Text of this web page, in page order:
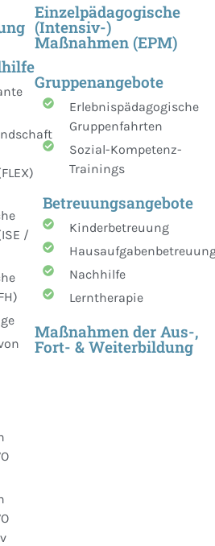
/
Einzelpädagogische
(Intensiv-)
Maßnahmen (EPM)
Gruppenangebote
Erlebnispädagogische
Gruppenfahrten
Sozial-Kompetenz-
Trainings
Betreuungsangebote
Kinderbetreuung
Nachhilfe
Lerntherapie
Maßnahmen der Aus-,
Fort- & Weiterbildung